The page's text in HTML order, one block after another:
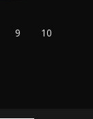
9 10